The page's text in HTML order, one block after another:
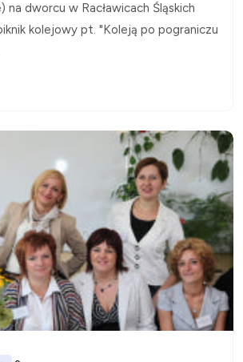
dworcu w Racławicach Śląskich
kolejowy pt. "Koleją po pograniczu